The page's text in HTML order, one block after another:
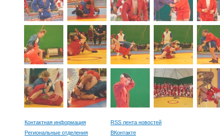
Контактная информация
Региональные отделения
RSS лента новостей
ВКонтакте